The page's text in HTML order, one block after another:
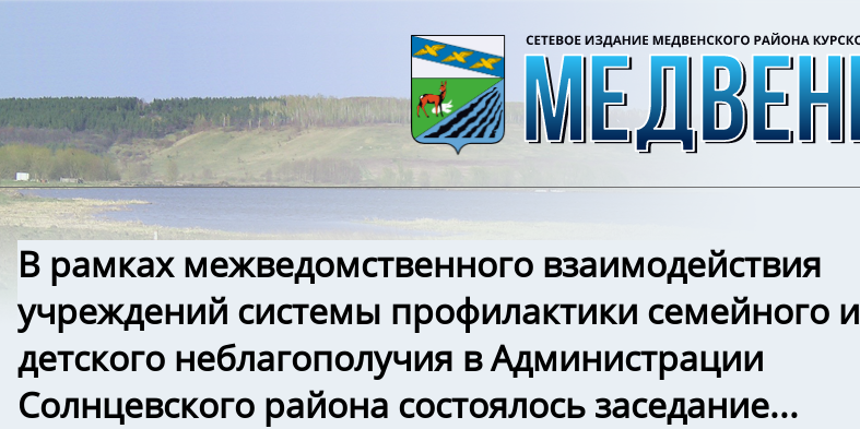
В рамках межведомственного взаимодействия
учреждений системы профилактики семейного и
детского неблагополучия в Администрации
Солнцевского района состоялось заседание...